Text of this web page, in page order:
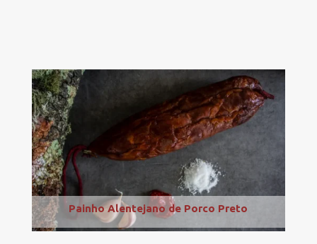
Painho Alentejano de Porco Preto